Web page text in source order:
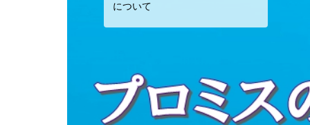
について